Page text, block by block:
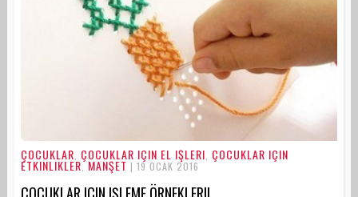
ÇOCUKLAR ÇOCUKLAR IÇIN EL IŞLERI ÇOCUKLAR IÇIN
ETKINLIKLER, MANŞET | 19 OCAK 2016